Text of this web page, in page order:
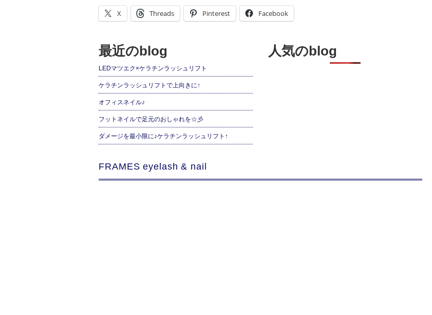
X Threads Pinterest Facebook
最近のblog
LEDマツエク×ケラチンラッシュリフト
ケラチンラッシュリフトで上向きに↑
オフィスネイル♪
フットネイルで足元のおしゃれを☆彡
ダメージを最小限に♪ケラチンラッシュリフト↑
人気のblog
FRAMES eyelash & nail